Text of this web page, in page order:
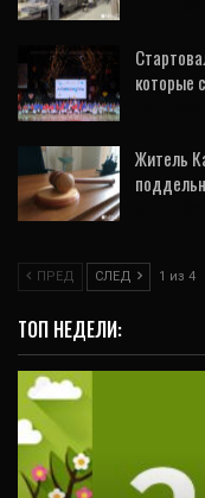
которые
Житель
ПРЕД СЛЕД 1 из 4
ТОП НЕДЕЛИ: